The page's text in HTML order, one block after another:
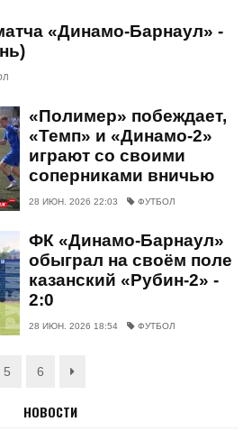
«Динамо-Барнаул» -
«Полимер» побеждает,
«Темп» и «Динамо-2»
играют со своими
соперниками вничью
28 ИЮН. 2026 22:03 ФУТБОЛ
ФК «Динамо-Барнаул»
обыграл на своём поле
казанский «Рубин-2» -
2:0
28 ИЮН. 2026 18:54 ФУТБОЛ
5 6
НОВОСТИ